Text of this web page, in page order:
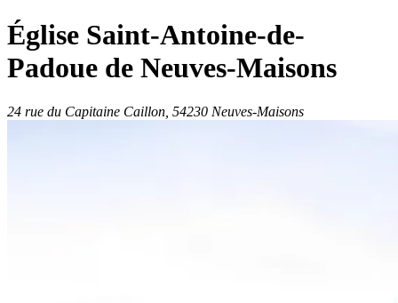
Église Saint-Antoine-de-
Padoue de Neuves-Maisons
24 rue du Capitaine Caillon, 54230 Neuves-Maisons